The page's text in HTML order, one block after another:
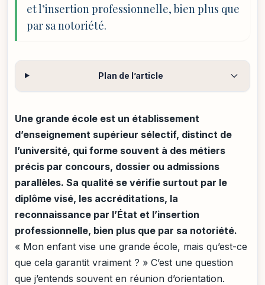
et l’insertion professionnelle, bien plus que
par sa notoriété.
Plan de l’article
Une grande école est un établissement
d’enseignement supérieur sélectif, distinct de
l’université, qui forme souvent à des métiers
précis par concours, dossier ou admissions
parallèles. Sa qualité se vérifie surtout par le
diplôme visé, les accréditations, la
reconnaissance par l’État et l’insertion
professionnelle, bien plus que par sa notoriété.
« Mon enfant vise une grande école, mais qu’est-ce
que cela garantit vraiment ? » C’est une question
que j’entends souvent en réunion d’orientation.